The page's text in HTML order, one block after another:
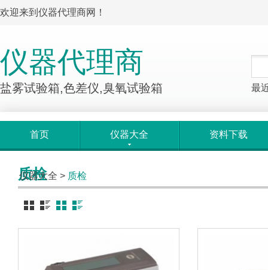
欢迎来到仪器代理商网！
仪器代理商
盐雾试验箱,色差仪,臭氧试验箱 最
首页 仪器大全 资料下载
仪器大全 > 质检
质检